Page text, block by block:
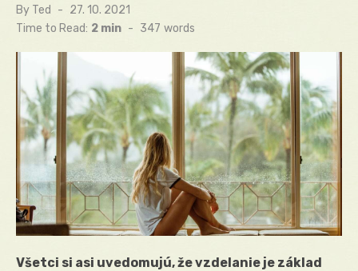
By Ted
Posted
on
27. 10. 2021
Time to Read: 2 min - 347 words
Všetci si asi uvedomujú, že vzdelanie je základ